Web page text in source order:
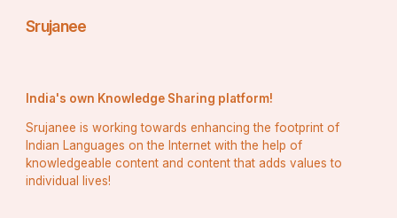
Srujanee
India's own Knowledge Sharing platform!
Srujanee is working towards enhancing the footprint of
Indian Languages on the Internet with the help of
knowledgeable content and content that adds values to
individual lives!